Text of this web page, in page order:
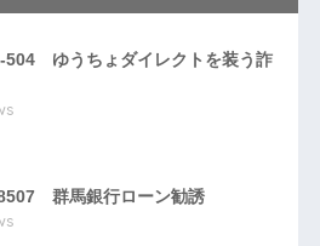
504 ゆうちょダイレクトを装う詐
群馬銀行ローン勧誘